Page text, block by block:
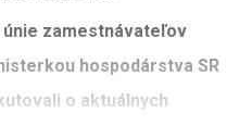
zamestnávateľov
hospodárstva SR
o aktuálnych